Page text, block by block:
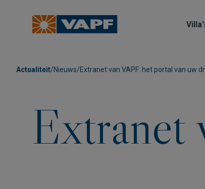
Actualiteit/Nieuws/Extranet van VAPF: het portal van uw
Extranet